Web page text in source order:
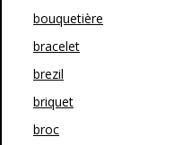
bouquetière
bracelet
brezil
briquet
broc